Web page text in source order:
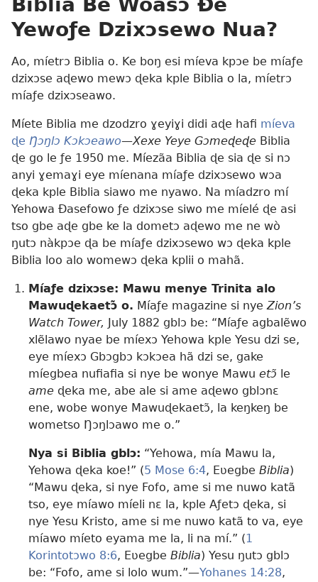
Yewoƒe Dzixɔsewo Nua?
Ao, míetrɔ Biblia o. Ke boŋ esi míeva kpɔe be míaƒe
dzixɔse aɖewo mewɔ ɖeka kple Biblia o la, míetrɔ
míaƒe dzixɔseawo.
Míete Biblia me dzodzro ɣeyiɣi didi aɖe hafi míeva
ɖe Ŋɔŋlɔ Kɔkɔeawo—Xexe Yeye Gɔmeɖeɖe Biblia
ɖe go le ƒe 1950 me. Míezãa Biblia ɖe sia ɖe si nɔ
anyi ɣemaɣi eye míenana míaƒe dzixɔsewo wɔa
ɖeka kple Biblia siawo me nyawo. Na míadzro mí
Yehowa Ðasefowo ƒe dzixɔse siwo me míelé ɖe asi
tso gbe aɖe gbe ke la dometɔ aɖewo me ne wò
ŋutɔ nàkpɔe ɖa be míaƒe dzixɔsewo wɔ ɖeka kple
Biblia loo alo womewɔ ɖeka kplii o mahã.
Míaƒe dzixɔse: Mawu menye Trinita alo
Mawuɖekaetɔ̃ o. Míaƒe magazine si nyeZion’s
Watch Tower, July 1882 gblɔ be: “Míaƒe agbalẽwo
xlẽlawo nyae be míexɔ Yehowa kple Yesu dzi se,
eye míexɔ Gbɔgbɔ kɔkɔea hã dzi se, gake
míegbea nufiafia si nye be wonye Mawu etɔ̃ le
ame ɖeka me, abe ale si ame aɖewo gblɔnɛ
ene, wobe wonye Mawuɖekaetɔ̃, la keŋkeŋ be
wometso Ŋɔŋlɔawo me o.”
Nya si Biblia gblɔ: “Yehowa, mía Mawu la,
Yehowa ɖeka koe!” (5 Mose 6:4, Eʋegbe Biblia)
“Mawu ɖeka, si nye Fofo, ame si me nuwo katã
tso, eye míawo míeli nɛ la, kple Aƒetɔ ɖeka, si
nye Yesu Kristo, ame si me nuwo katã to va, eye
míawo míeto eyama me la, li na mí.” (1
Korintotɔwo 8:6, Eʋegbe Biblia) Yesu ŋutɔ gblɔ
be: “Fofo, ame si lolo wum.”—Yohanes 14:28,